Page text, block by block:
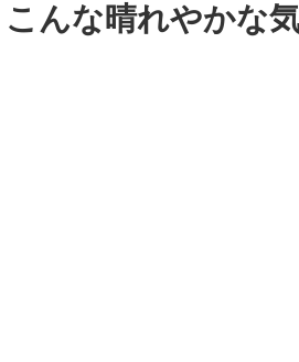
こんな晴れやかな